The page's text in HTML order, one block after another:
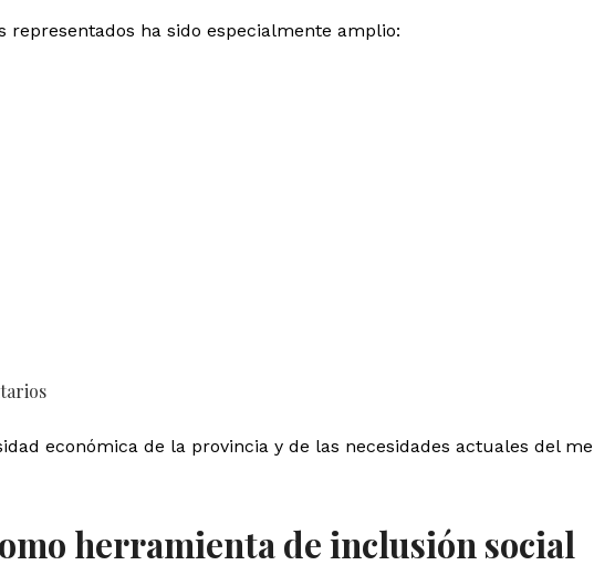
representados ha sido especialmente amplio:
económica de la provincia y de las necesidades actuales del
herramienta de inclusión social